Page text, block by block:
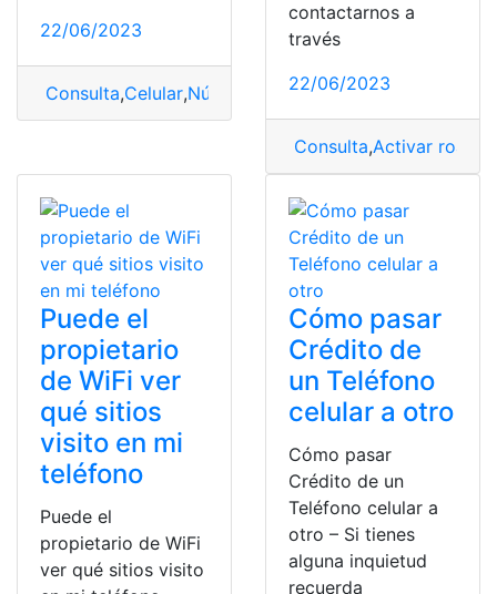
22/06/2023
Consulta,Celular,Número de teléfono,reportar
contactarnos a
través
22/06/2023
Consulta,Activar
Puede el
propietario
de WiFi ver
qué sitios
visito en mi
teléfono
Puede el
propietario de WiFi
ver qué sitios visito
Cómo pasar
Crédito de
un Teléfono
celular a otro
Cómo pasar
Crédito de un
Teléfono celular a
otro – Si tienes
alguna inquietud
recuerda